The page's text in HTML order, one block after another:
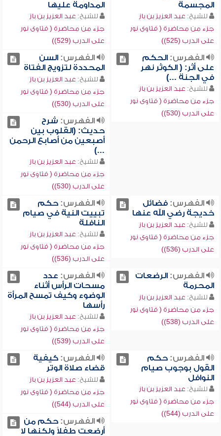
المجسمة
للشيخ: عبد العزيز بن باز
جزء من محاضرة ( فتاوى نور
على الدرب (525))
المداومة عليها
للشيخ: عبد العزيز بن باز
جزء من محاضرة ( فتاوى نور
على الدرب (529))
الفهرس:الحكم
على أثر: ( الكوثر نهر
في الجنة ...)
للشيخ: عبد العزيز بن باز
جزء من محاضرة ( فتاوى نور
على الدرب (530))
الفهرس:السن
المحددة لتزويج الفتاة
للشيخ: عبد العزيز بن باز
جزء من محاضرة ( فتاوى نور
على الدرب (530))
الفهرس: شرح
حديث: (القلوب بين
أصبعين من أصابع الرحمن
...)
للشيخ: عبد العزيز بن باز
جزء من محاضرة ( فتاوى نور
على الدرب (530))
الفهرس:فضائل
خديجة رضي الله عنها
للشيخ: عبد العزيز بن باز
جزء من محاضرة ( فتاوى نور
على الدرب (536))
الفهرس:حكم
تبييت النية في صيام
النافلة
للشيخ: عبد العزيز بن باز
جزء من محاضرة ( فتاوى نور
على الدرب (536))
الفهرس:الرضعات
المحرمة
للشيخ: عبد العزيز بن باز
جزء من محاضرة ( فتاوى نور
على الدرب (538))
الفهرس: عدد
مسحات الرأس أثناء
الوضوء وكيف تمسح المرأة
رأسها
للشيخ: عبد العزيز بن باز
جزء من محاضرة ( فتاوى نور
على الدرب (539))
الفهرس:حكم
القول بوجوب صيام
النوافل
للشيخ: عبد العزيز بن باز
جزء من محاضرة ( فتاوى نور
على الدرب (544))
الفهرس:كيفية
قضاء صلاة الوتر
للشيخ: عبد العزيز بن باز
جزء من محاضرة ( فتاوى نور
على الدرب (544))
الفهرس:حكم من
أرضعت طفلاً ولكنها لا